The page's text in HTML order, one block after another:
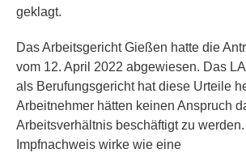
geklagt.
Das Arbeitsgericht Gießen hatte die
vom 12. April 2022 abgewiesen. Das
als Berufungsgericht hat diese Urteile
Arbeitnehmer hätten keinen Anspruch
Arbeitsverhältnis beschäftigt zu
Impfnachweis wirke wie eine